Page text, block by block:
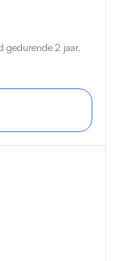
gedurende 2 jaar.